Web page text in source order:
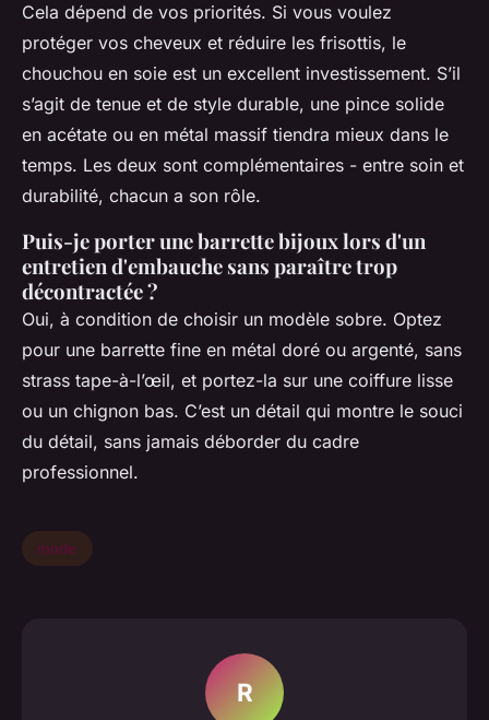
Cela dépend de vos priorités. Si vous voulez
protéger vos cheveux et réduire les frisottis, le
chouchou en soie est un excellent investissement. S’il
s’agit de tenue et de style durable, une pince solide
en acétate ou en métal massif tiendra mieux dans le
temps. Les deux sont complémentaires - entre soin et
durabilité, chacun a son rôle.
Puis-je porter une barrette bijoux lors d'un
entretien d'embauche sans paraître trop
décontractée ?
Oui, à condition de choisir un modèle sobre. Optez
pour une barrette fine en métal doré ou argenté, sans
strass tape-à-l’œil, et portez-la sur une coiffure lisse
ou un chignon bas. C’est un détail qui montre le souci
du détail, sans jamais déborder du cadre
professionnel.
mode
R